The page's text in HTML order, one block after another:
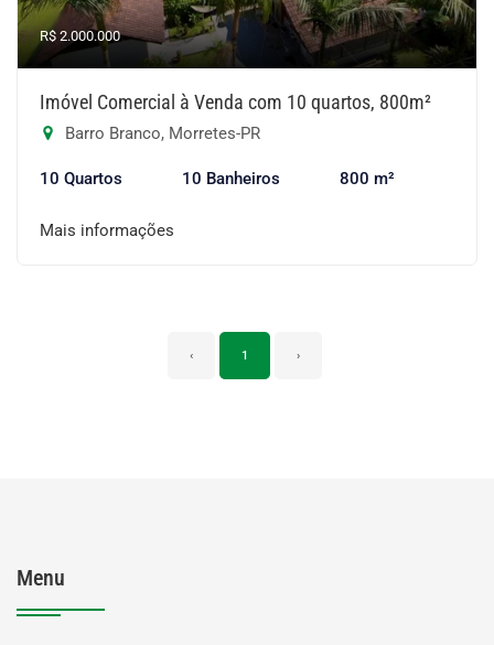
R$ 2.000.000
Imóvel Comercial à Venda com 10 quartos, 800m²
Barro Branco, Morretes-PR
10 Quartos 10 Banheiros 800 m²
Mais informações
‹ 1 ›
Menu